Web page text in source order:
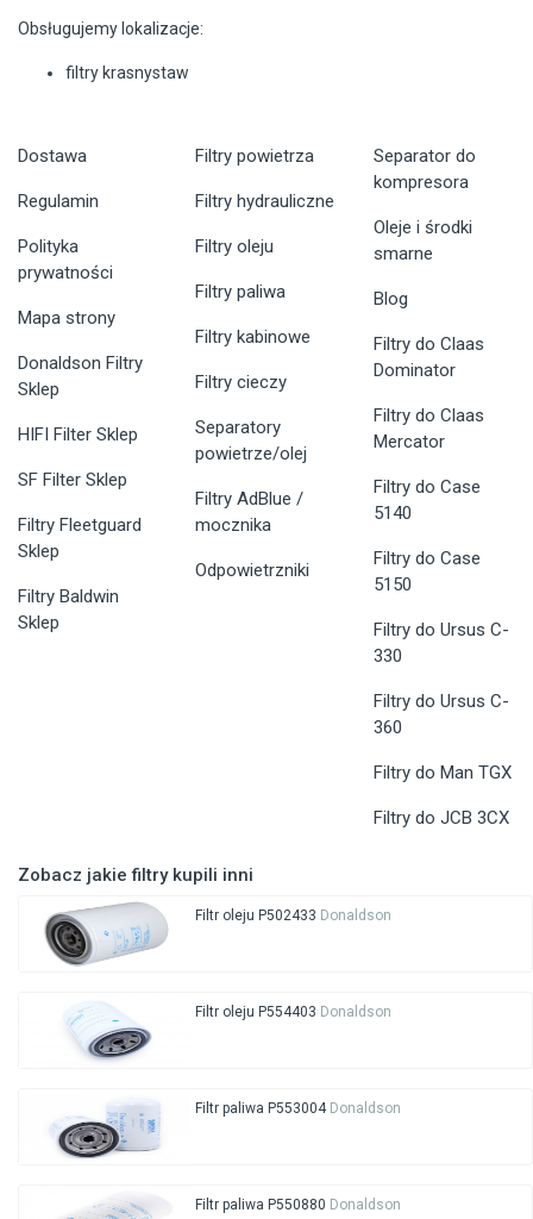
Obsługujemy lokalizacje:
filtry krasnystaw
Dostawa
Regulamin
Polityka
prywatności
Mapa strony
Donaldson Filtry
Sklep
HIFI Filter Sklep
SF Filter Sklep
Filtry Fleetguard
Sklep
Filtry Baldwin
Sklep
Filtry powietrza
Filtry hydrauliczne
Filtry oleju
Filtry paliwa
Filtry kabinowe
Filtry cieczy
Separatory
powietrze/olej
Filtry AdBlue /
mocznika
Odpowietrzniki
Separator do
kompresora
Oleje i środki
smarne
Blog
Filtry do Claas
Dominator
Filtry do Claas
Mercator
Filtry do Case
5140
Filtry do Case
5150
Filtry do Ursus C-
330
Filtry do Ursus C-
360
Filtry do Man TGX
Filtry do JCB 3CX
Zobacz jakie filtry kupili inni
Filtr oleju P502433 Donaldson
Filtr oleju P554403 Donaldson
Filtr paliwa P553004 Donaldson
Filtr paliwa P550880 Donaldson